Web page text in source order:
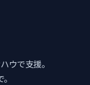
ウで支援。